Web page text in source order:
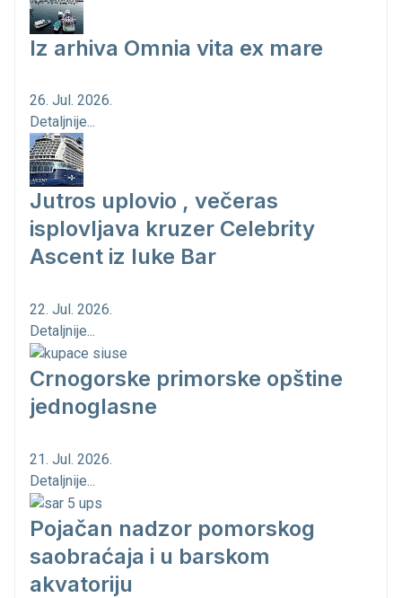
Iz arhiva Omnia vita ex mare
26. Jul. 2026.
Detaljnije...
Jutros uplovio , večeras
isplovljava kruzer Celebrity
Ascent iz luke Bar
22. Jul. 2026.
Detaljnije...
Crnogorske primorske opštine
jednoglasne
21. Jul. 2026.
Detaljnije...
Pojačan nadzor pomorskog
saobraćaja i u barskom
akvatoriju